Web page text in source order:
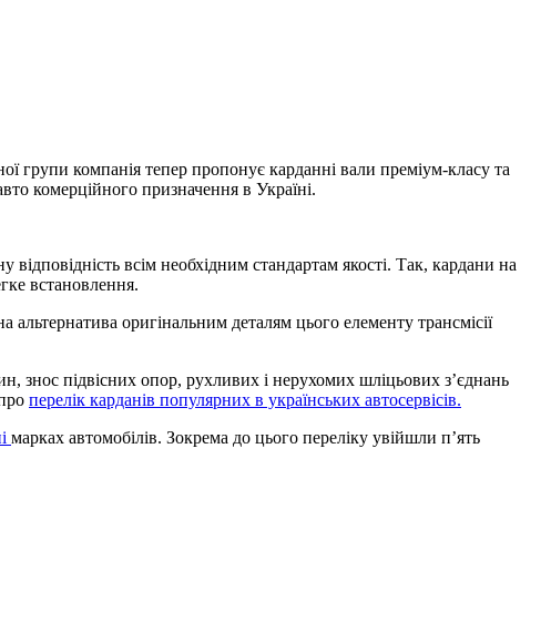
групи компанія тепер пропонує карданні вали преміум-класу та
комерційного призначення в Україні.
всім необхідним стандартам якості. Так, кардани на
встановлення.
оригінальним деталям цього елементу трансмісії
знос підвісних опор, рухливих і нерухомих шліцьових з’єднань
перелік карданів популярних в українських автосервісів.
марках автомобілів. Зокрема до цього переліку увійшли п’ять